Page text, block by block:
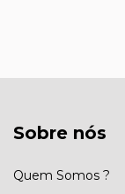
Sobre nós
Quem Somos ?